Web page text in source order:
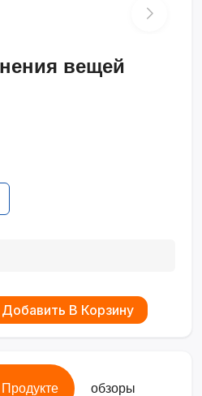
вещей
Добавить В Корзину
обзоры